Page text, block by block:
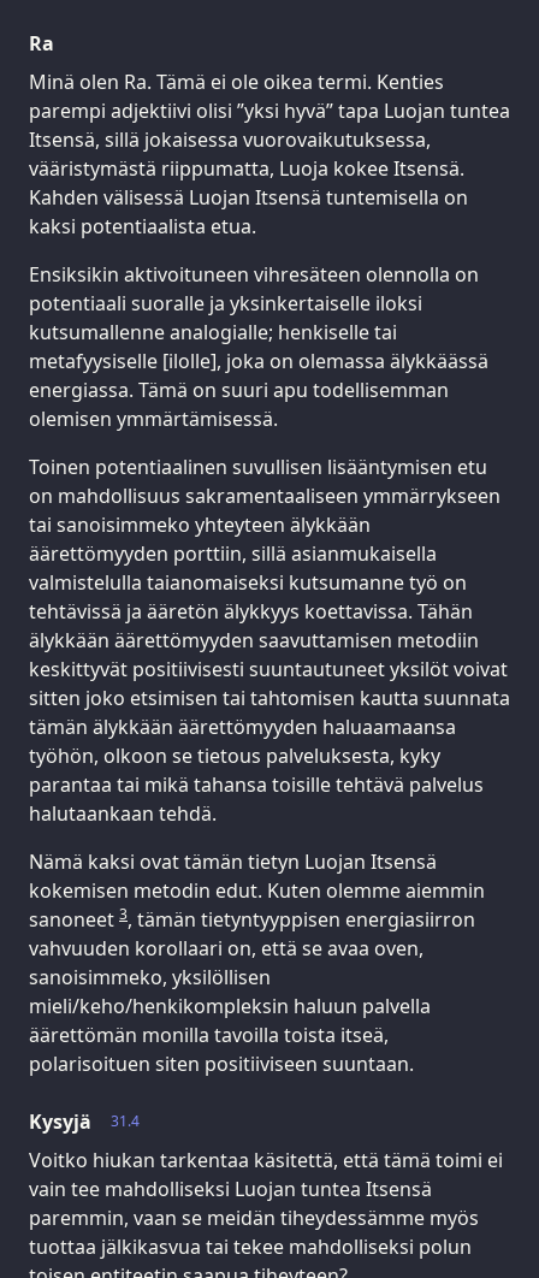
Ra
Minä olen Ra. Tämä ei ole oikea termi. Kenties
parempi adjektiivi olisi ”yksi hyvä” tapa Luojan tuntea
Itsensä, sillä jokaisessa vuorovaikutuksessa,
vääristymästä riippumatta, Luoja kokee Itsensä.
Kahden välisessä Luojan Itsensä tuntemisella on
kaksi potentiaalista etua.
Ensiksikin aktivoituneen vihresäteen olennolla on
potentiaali suoralle ja yksinkertaiselle iloksi
kutsumallenne analogialle; henkiselle tai
metafyysiselle [ilolle], joka on olemassa älykkäässä
energiassa. Tämä on suuri apu todellisemman
olemisen ymmärtämisessä.
Toinen potentiaalinen suvullisen lisääntymisen etu
on mahdollisuus sakramentaaliseen ymmärrykseen
tai sanoisimmeko yhteyteen älykkään
äärettömyyden porttiin, sillä asianmukaisella
valmistelulla taianomaiseksi kutsumanne työ on
tehtävissä ja ääretön älykkyys koettavissa. Tähän
älykkään äärettömyyden saavuttamisen metodiin
keskittyvät positiivisesti suuntautuneet yksilöt voivat
sitten joko etsimisen tai tahtomisen kautta suunnata
tämän älykkään äärettömyyden haluaamaansa
työhön, olkoon se tietous palveluksesta, kyky
parantaa tai mikä tahansa toisille tehtävä palvelus
halutaankaan tehdä.
Nämä kaksi ovat tämän tietyn Luojan Itsensä
kokemisen metodin edut. Kuten olemme aiemmin
sanoneet 3, tämän tietyntyyppisen energiasiirron
vahvuuden korollaari on, että se avaa oven,
sanoisimmeko, yksilöllisen
mieli/keho/henkikompleksin haluun palvella
äärettömän monilla tavoilla toista itseä,
polarisoituen siten positiiviseen suuntaan.
31.4
Kysyjä
Voitko hiukan tarkentaa käsitettä, että tämä toimi ei
vain tee mahdolliseksi Luojan tuntea Itsensä
paremmin, vaan se meidän tiheydessämme myös
tuottaa jälkikasvua tai tekee mahdolliseksi polun